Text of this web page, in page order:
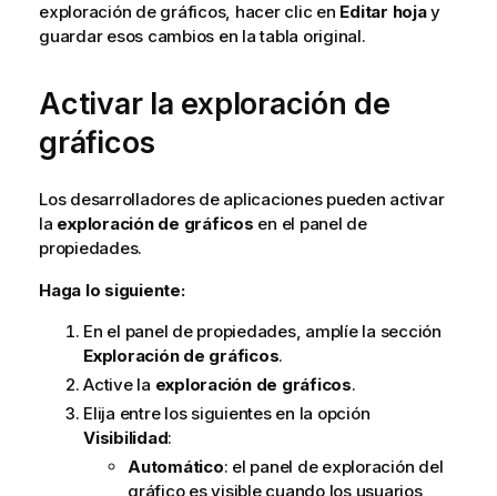
exploración de gráficos, hacer clic en Editar hojay
guardar esos cambios en la tabla original.
Activar la exploración de
gráficos
Los desarrolladores de aplicaciones pueden activar
la exploración de gráficos en el panel de
propiedades.
Haga lo siguiente:
En el panel de propiedades, amplíe la sección
Exploración de gráficos.
Active la exploración de gráficos.
Elija entre los siguientes en la opción
Visibilidad:
Automático: el panel de exploración del
gráfico es visible cuando los usuarios